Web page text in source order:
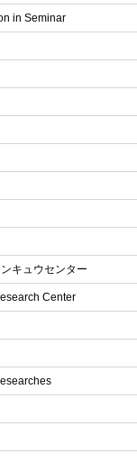
in Seminar
キュウセンター
Center